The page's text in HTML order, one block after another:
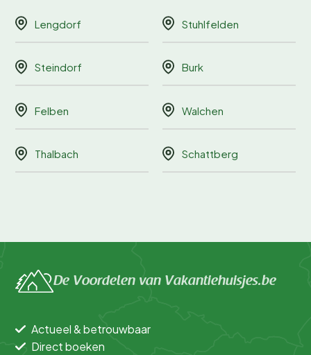
Lengdorf Stuhlfelden
Steindorf Burk
Felben Walchen
Thalbach Schattberg
De Voordelen van Vakantiehuisjes.be
Actueel & betrouwbaar
Direct boeken